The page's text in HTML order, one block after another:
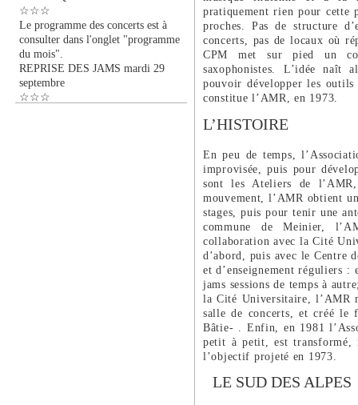
☆☆☆
Le programme des concerts est à
consulter dans l'onglet "programme
du mois".
REPRISE DES JAMS mardi 29
septembre
☆☆☆
pratiquement rien pour cette
proches. Pas de structure
concerts, pas de locaux où
CPM met sur pied un
saxophonistes. L’idée naît
pouvoir développer les outils
constitue l’AMR, en 1973.
L’HISTOIRE
En peu de temps,
improvisée, puis pour
sont les Ateliers de
mouvement, l’AMR obtient
stages, puis pour tenir une
commune de Meinier,
collaboration avec la Cité
d’abord, puis avec le Centre
et d’enseignement réguliers :
jams sessions de temps à
la Cité Universitaire, l’AMR
salle de concerts, et créé
Bâtie- . Enfin, en 1981
petit à petit, est transformé,
l’objectif projeté en 1973.
LE SUD DES ALPES